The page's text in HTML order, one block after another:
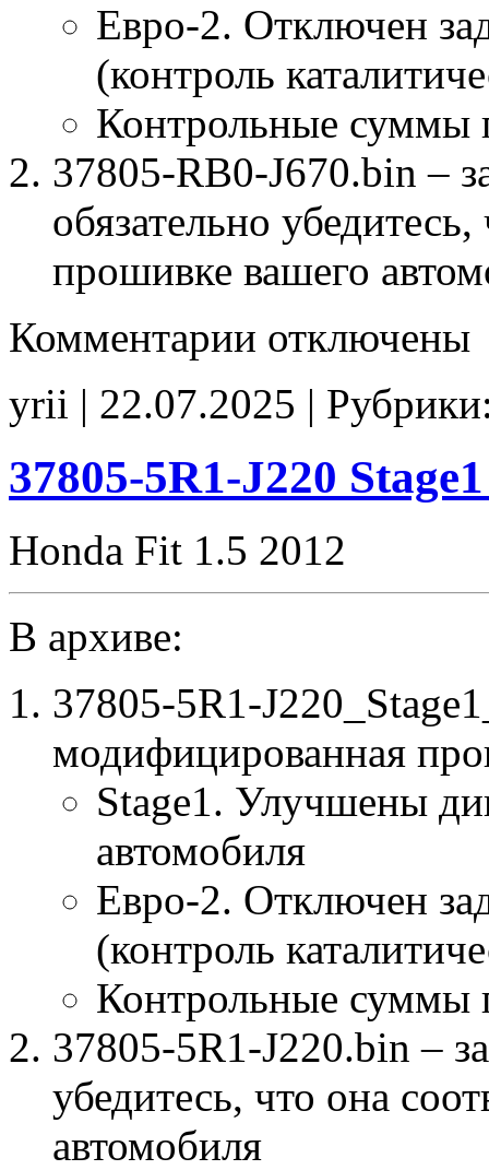
Евро-2. Отключен
(контроль
Контрольные суммы
37805-RB0-J670.bin –
обязательно
прошивке вашего
Комментарии записи
J670
E2
отключены
yrii | 22.07.2025 |
37805-5R1-J220
Honda Fit 1.5 2012
В архиве:
37805-5R1-
модифицированная
Stage1. Улучшены
автомобиля
Евро-2. Отключен
(контроль
Контрольные суммы
37805-5R1-J220.bin –
убедитесь, что она
автомобиля